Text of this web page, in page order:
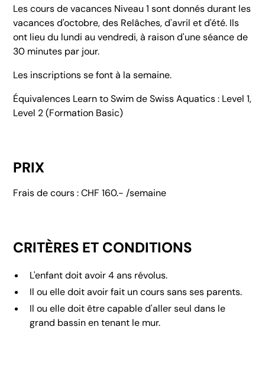
Les cours de vacances Niveau 1 sont donnés durant les
vacances d'octobre, des Relâches, d'avril et d'été. Ils
ont lieu du lundi au vendredi, à raison d'une séance de
30 minutes par jour.
Les inscriptions se font à la semaine.
Équivalences Learn to Swim de Swiss Aquatics : Level 1,
Level 2 (Formation Basic)
PRIX
Frais de cours : CHF 160.- /semaine
CRITÈRES ET CONDITIONS
L'enfant doit avoir 4 ans révolus.
Il ou elle doit avoir fait un cours sans ses parents.
Il ou elle doit être capable d'aller seul dans le
grand bassin en tenant le mur.